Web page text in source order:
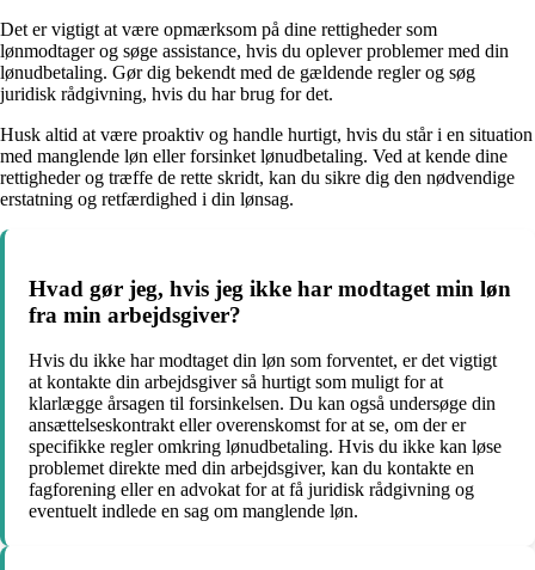
Det er vigtigt at være opmærksom på dine rettigheder som
lønmodtager og søge assistance, hvis du oplever problemer med din
lønudbetaling. Gør dig bekendt med de gældende regler og søg
juridisk rådgivning, hvis du har brug for det.
Husk altid at være proaktiv og handle hurtigt, hvis du står i en situation
med manglende løn eller forsinket lønudbetaling. Ved at kende dine
rettigheder og træffe de rette skridt, kan du sikre dig den nødvendige
erstatning og retfærdighed i din lønsag.
Hvad gør jeg, hvis jeg ikke har modtaget min løn
fra min arbejdsgiver?
Hvis du ikke har modtaget din løn som forventet, er det vigtigt
at kontakte din arbejdsgiver så hurtigt som muligt for at
klarlægge årsagen til forsinkelsen. Du kan også undersøge din
ansættelseskontrakt eller overenskomst for at se, om der er
specifikke regler omkring lønudbetaling. Hvis du ikke kan løse
problemet direkte med din arbejdsgiver, kan du kontakte en
fagforening eller en advokat for at få juridisk rådgivning og
eventuelt indlede en sag om manglende løn.